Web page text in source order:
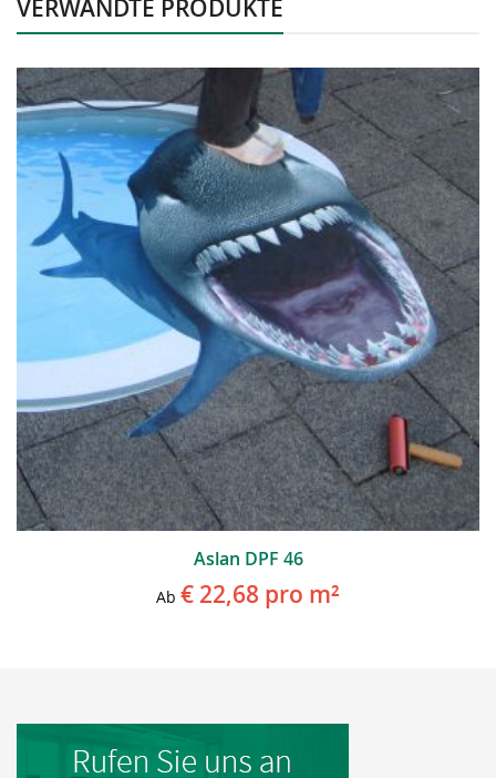
VERWANDTE PRODUKTE
Aslan DPF 46
Ab € 22,68 pro m²